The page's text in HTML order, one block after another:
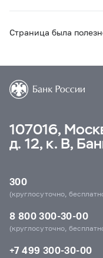
Страница была
107016,
д. 12, к. В,
300
(круглосуточно,
8 800 300-30-00
(круглосуточно,
+7 499 300-30-00